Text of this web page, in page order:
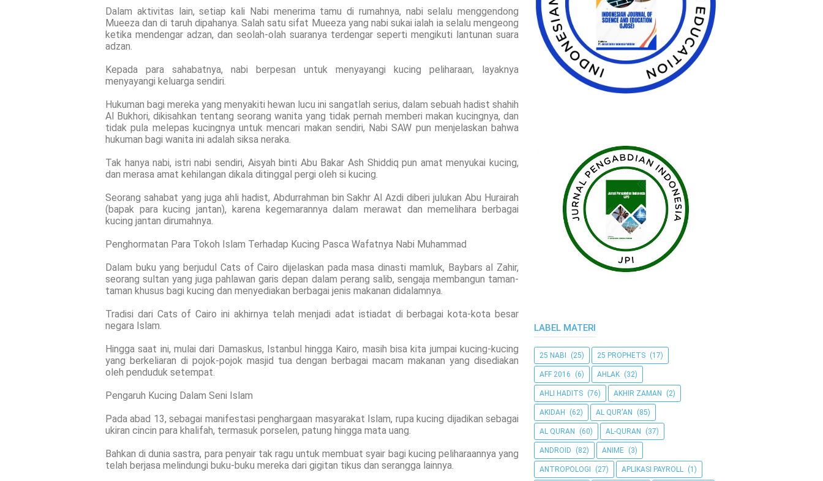
Dalam aktivitas lain, setiap kali Nabi menerima tamu di rumahnya, nabi selalu menggendong
Mueeza dan di taruh dipahanya. Salah satu sifat Mueeza yang nabi sukai ialah ia selalu mengeong
ketika mendengar adzan, dan seolah-olah suaranya terdengar seperti mengikuti lantunan suara
adzan.
Kepada para sahabatnya, nabi berpesan untuk menyayangi kucing peliharaan, layaknya
menyayangi keluarga sendiri.
Hukuman bagi mereka yang menyakiti hewan lucu ini sangatlah serius, dalam sebuah hadist shahih
Al Bukhori, dikisahkan tentang seorang wanita yang tidak pernah memberi makan kucingnya, dan
tidak pula melepas kucingnya untuk mencari makan sendiri, Nabi SAW pun menjelaskan bahwa
hukuman bagi wanita ini adalah siksa neraka.
Tak hanya nabi, istri nabi sendiri, Aisyah binti Abu Bakar Ash Shiddiq pun amat menyukai kucing,
dan merasa amat kehilangan dikala ditinggal pergi oleh si kucing.
Seorang sahabat yang juga ahli hadist, Abdurrahman bin Sakhr Al Azdi diberi julukan Abu Hurairah
(bapak para kucing jantan), karena kegemarannya dalam merawat dan memelihara berbagai
kucing jantan dirumahnya.
Penghormatan Para Tokoh Islam Terhadap Kucing Pasca Wafatnya Nabi Muhammad
Dalam buku yang berjudul Cats of Cairo dijelaskan pada masa dinasti mamluk, Baybars al Zahir,
seorang sultan yang juga pahlawan garis depan dalam perang salib, sengaja membangun taman-
taman khusus bagi kucing dan menyediakan berbagai jenis makanan didalamnya.
Tradisi dari Cats of Cairo ini akhirnya telah menjadi adat istiadat di berbagai kota-kota besar
negara Islam.
Hingga saat ini, mulai dari Damaskus, Istanbul hingga Kairo, masih bisa kita jumpai kucing-kucing
yang berkeliaran di pojok-pojok masjid tua dengan berbagai macam makanan yang disediakan
oleh penduduk setempat.
Pengaruh Kucing Dalam Seni Islam
Pada abad 13, sebagai manifestasi penghargaan masyarakat Islam, rupa kucing dijadikan sebagai
ukiran cincin para khalifah, termasuk porselen, patung hingga mata uang.
Bahkan di dunia sastra, para penyair tak ragu untuk membuat syair bagi kucing peliharaannya yang
telah berjasa melindungi buku-buku mereka dari gigitan tikus dan serangga lainnya.
LABEL MATERI
25 NABI (25) 25 PROPHETS (17)
AFF 2016 (6) AHLAK (32)
AHLI HADITS (76) AKHIR ZAMAN (2)
AKIDAH (62) AL QUR'AN (85)
AL QURAN (60) AL-QURAN (37)
ANDROID (82) ANIME (3)
ANTROPOLOGI (27) APLIKASI PAYROLL (1)